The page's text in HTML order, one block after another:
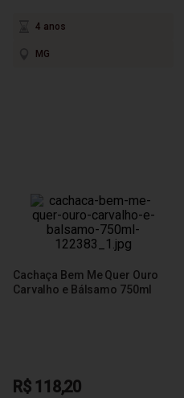
4 anos
MG
Cachaça Bem Me Quer Ouro
Carvalho e Bálsamo 750ml
R$ 118,20